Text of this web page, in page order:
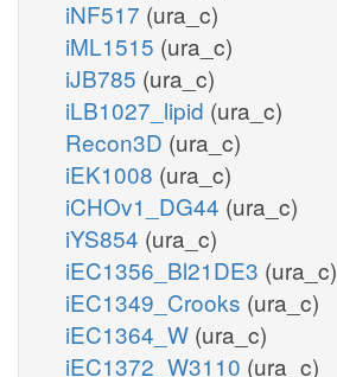
iNF517 (ura_c)
iML1515 (ura_c)
iJB785 (ura_c)
iLB1027_lipid (ura_c)
Recon3D (ura_c)
iEK1008 (ura_c)
iCHOv1_DG44 (ura_c)
iYS854 (ura_c)
iEC1356_Bl21DE3 (ura_c)
iEC1349_Crooks (ura_c)
iEC1364_W (ura_c)
iEC1372_W3110 (ura_c)